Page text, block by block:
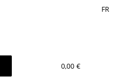
FR
0,00 €